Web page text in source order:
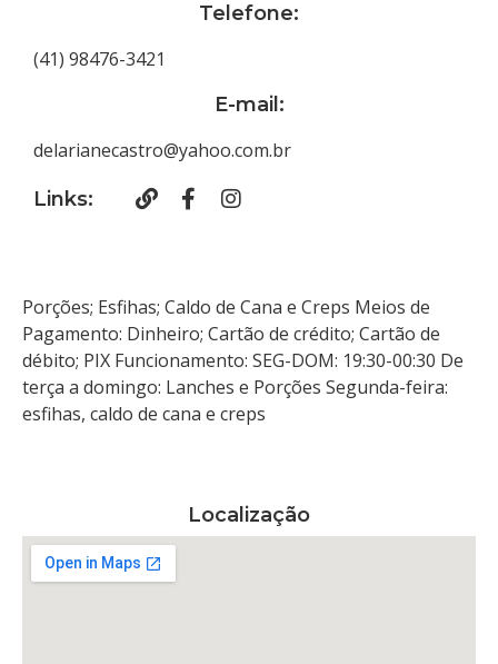
Telefone:
(41) 98476-3421
E-mail:
delarianecastro@yahoo.com.br
Links:
Porções; Esfihas; Caldo de Cana e Creps Meios de
Pagamento: Dinheiro; Cartão de crédito; Cartão de
débito; PIX Funcionamento: SEG-DOM: 19:30-00:30 De
terça a domingo: Lanches e Porções Segunda-feira:
esfihas, caldo de cana e creps
Localização